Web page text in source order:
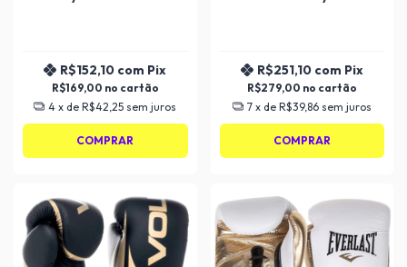
R$169,00
R$152,10 com Pix
4 x deR$42,25 sem juros
COMPRAR
R$279,00
R$251,10 com Pix
7 x de R$39,86 sem juros
COMPRAR